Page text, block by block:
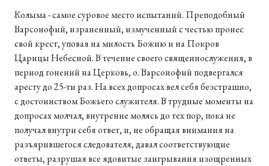
Колыма - самое суровое место испытаний. Преподобный
Варсонофий, израненный, измученный с честью пронес
свой крест, уповая на милость Божию и на Покров
Царицы Небесной. В течение своего священнослужения, в
период гонений на Церковь, о. Варсонофий подвергался
аресту до 25-ти раз. На всех допросах вел себя безстрашно,
с достоинством Божьего служителя. В трудные моменты на
допросах молчал, внутренне молясь до тех пор, пока не
получал внутри себя ответ, и, не обращая внимания на
разъярившегося следователя, давал соответствующие
ответы, разрушая все ядовитые заигрывания изощренных